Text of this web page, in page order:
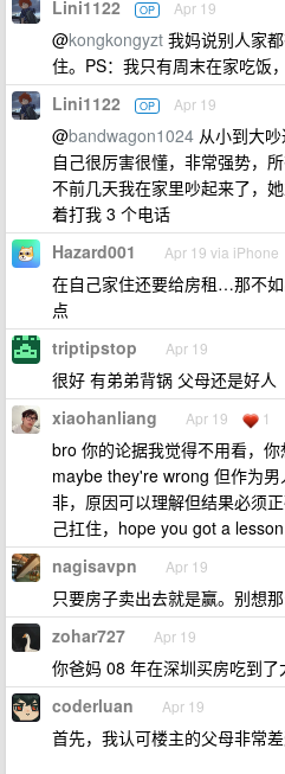
Lini1122 OP Apr 19
@kongkongyzt 我妈说别人家
住。PS：我只有周末在家吃饭
Lini1122 OP Apr 19
@bandwagon1024 从小到大
自己很厉害很懂，非常强势，
不前几天我在家里吵起来了，
着打我 3 个电话
Hazard001 Apr 19 via iPhone
在自己家住还要给房租…那不
点
triptipstop Apr 19
很好 有弟弟背锅 父母还是好人
xiaohanliang Apr 19 1
bro 你的论据我觉得不用看，你
maybe they're wrong 但作为
非，原因可以理解但结果必须
己扛住，hope you got a
nagisavpn Apr 19
只要房子卖出去就是赢。别想
zohar727 Apr 19
你爸妈 08 年在深圳买房吃到
coderluan Apr 19
首先，我认可楼主的父母非常差